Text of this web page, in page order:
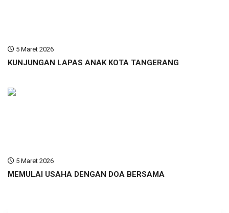
5 Maret 2026
KUNJUNGAN LAPAS ANAK KOTA TANGERANG
5 Maret 2026
MEMULAI USAHA DENGAN DOA BERSAMA